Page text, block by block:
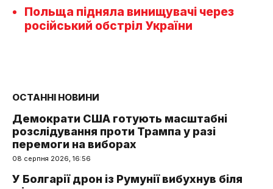
Польща підняла винищувачі через
російський обстріл України
ОСТАННІ НОВИНИ
Демократи США готують масштабні
розслідування проти Трампа у разі
перемоги на виборах
08 серпня 2026, 16:56
У Болгарії дрон із Румунії вибухнув біля